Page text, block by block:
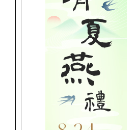
(宜蘭)POP 大國民(代班)-楊智伃
【HitFm正在進行】
不累DJ-Bibi趙之璧
(花東)POP 大國民(代班)-楊智伃